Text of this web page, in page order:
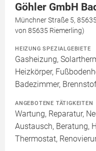
Göhler GmbH
Münchner Straße 5,
von 85635 Riemerling)
HEIZUNG SPEZIALGEBIETE
Gasheizung,
Heizkörper,
Badezimmer,
ANGEBOTENE TÄTIGKEITEN
Wartung, Reparatur,
Austausch, Beratung,
Thermostat,